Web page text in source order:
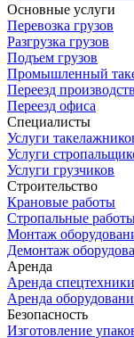
Основные услуги
Перевозка грузов
Разгрузка грузов
Подъем грузов
Промышленный
Переезд
Переезд офиса
Специалисты
Услуги
Услуги
Услуги грузчиков
Строительство
Крановые работы
Стропальные
Монтаж
Демонтаж
Аренда
Аренда спецтехники
Аренда
Безопасность
Изготовление